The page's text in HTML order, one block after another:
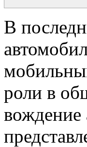
В
роли в
вождение